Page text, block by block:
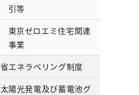
引等
東京ゼロエミ住宅関連
事業
省エネラベリング制度
太陽光発電及び蓄電池グ